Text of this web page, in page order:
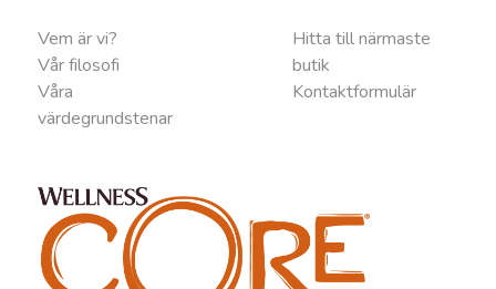
Vem är vi?
Vår filosofi
Våra
värdegrundstenar
Hitta till närmaste
butik
Kontaktformulär